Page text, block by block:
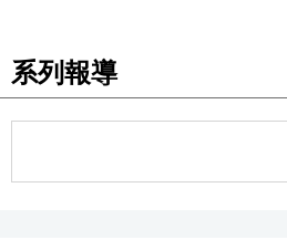
醫療健康
系列報導